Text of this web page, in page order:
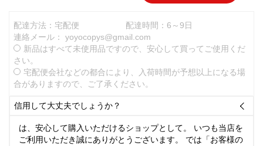
配達方法：宅配便
配達時間：6～9日
連絡メール： yoyocopys@gmail.com
新品はすべて未使用品ですので、安心して買ってご使用くだ
さい。
宅配便会社などの都合により、入荷時間が予想以上になる場
合がありますので、ご了承ください。
信用して大丈夫でしょうか？ 
は、安心して購入いただけるショップとして。 いつも当店を
ご利用いただき誠にありがとうございます。 では「お客様の